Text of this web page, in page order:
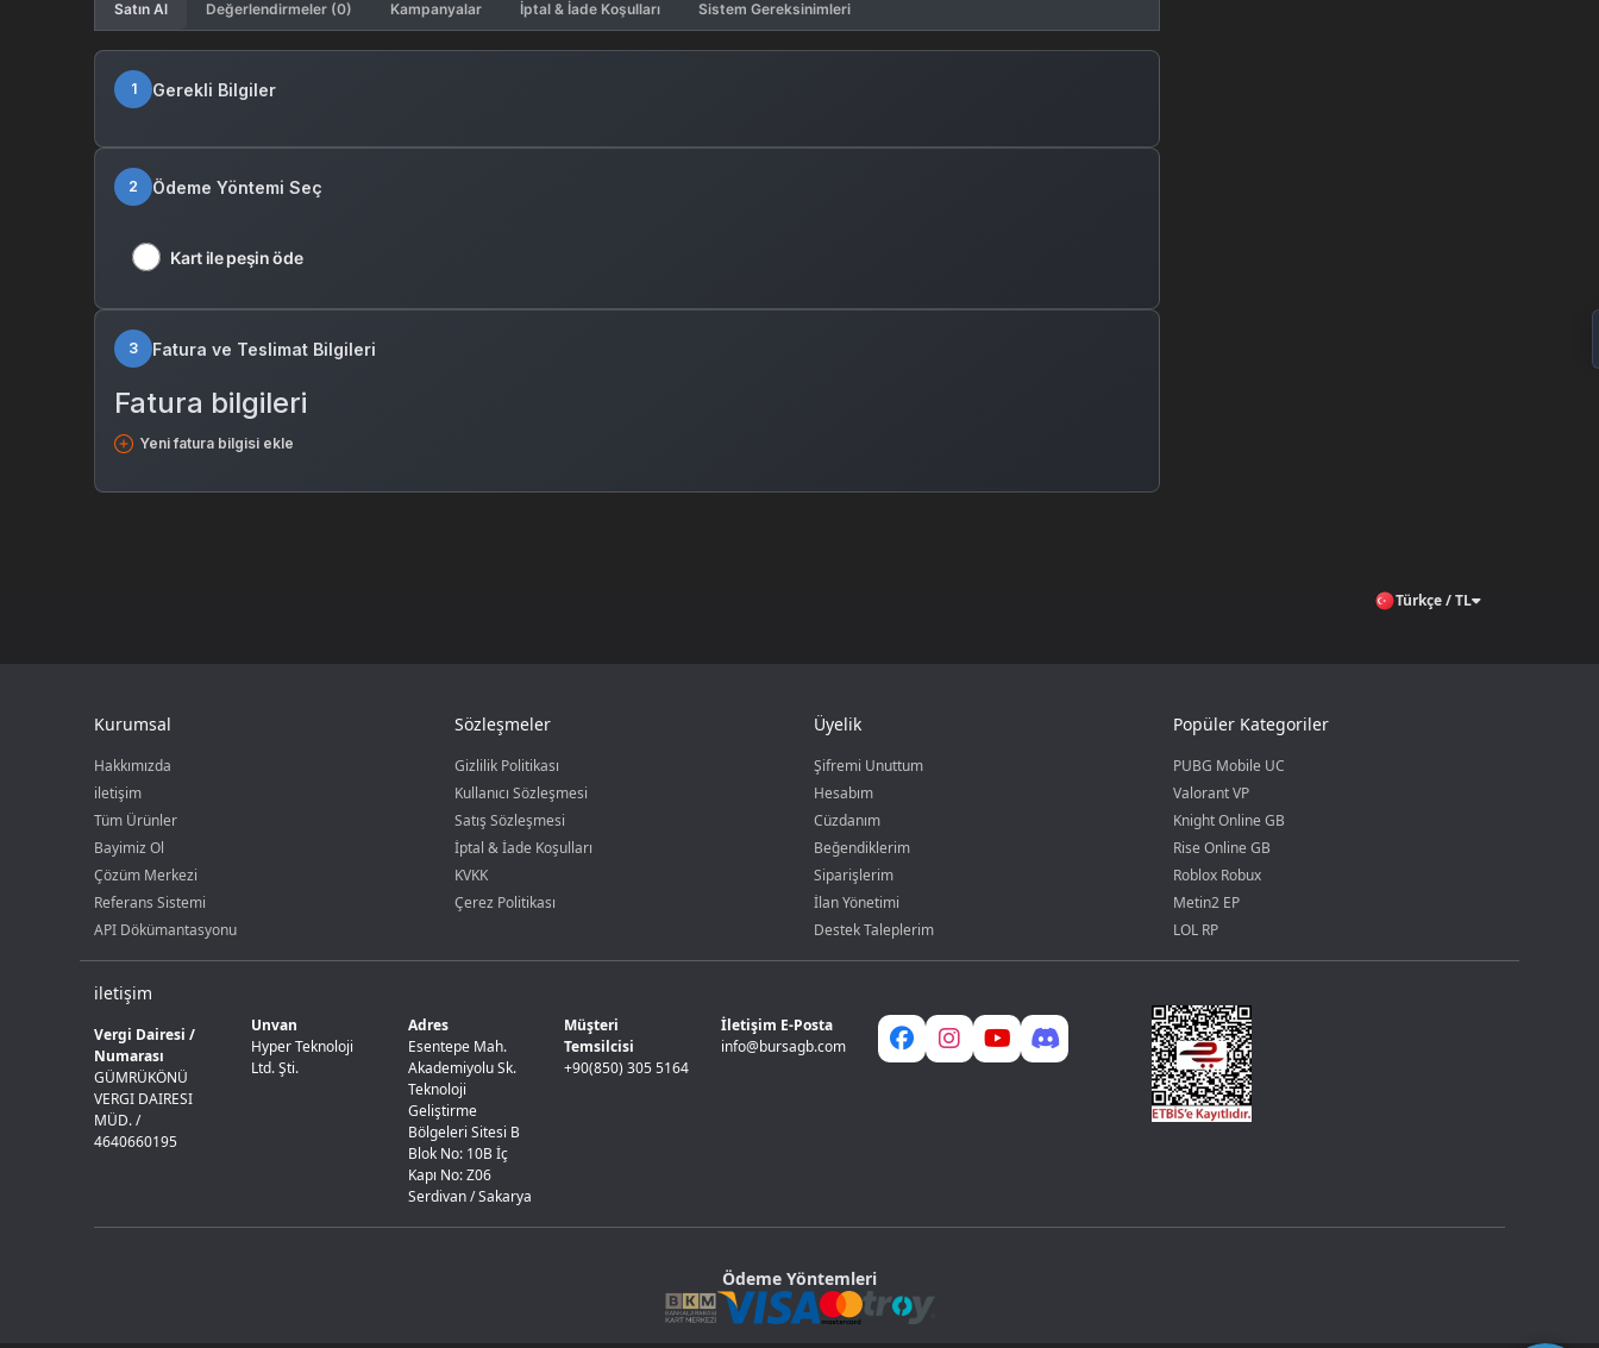
Satın Al Değerlendirmeler (0) Kampanyalar İptal & İade Koşulları Sistem Gereksinimleri
1 Gerekli Bilgiler
2 Ödeme Yöntemi Seç
Kart ile peşin öde
3 Fatura ve Teslimat Bilgileri
Fatura bilgileri
Yeni fatura bilgisi ekle
Türkçe / TL
Kurumsal
Hakkımızda
iletişim
Tüm Ürünler
Bayimiz Ol
Çözüm Merkezi
Referans Sistemi
API Dökümantasyonu
Sözleşmeler
Gizlilik Politikası
Kullanıcı Sözleşmesi
Satış Sözleşmesi
İptal & İade Koşulları
KVKK
Çerez Politikası
Üyelik
Şifremi Unuttum
Hesabım
Cüzdanım
Beğendiklerim
Siparişlerim
İlan Yönetimi
Destek Taleplerim
Popüler Kategoriler
PUBG Mobile UC
Valorant VP
Knight Online GB
Rise Online GB
Roblox Robux
Metin2 EP
LOL RP
iletişim
Vergi Dairesi /
Numarası
GÜMRÜKÖNÜ
VERGI DAIRESI
MÜD. /
4640660195
Unvan
Hyper Teknoloji
Ltd. Şti.
Adres
Esentepe Mah.
Akademiyolu Sk.
Teknoloji
Geliştirme
Bölgeleri Sitesi B
Blok No: 10B İç
Kapı No: Z06
Serdivan / Sakarya
Müşteri
Temsilcisi
+90(850) 305 5164
İletişim E-Posta
info@bursagb.com
Ödeme Yöntemleri